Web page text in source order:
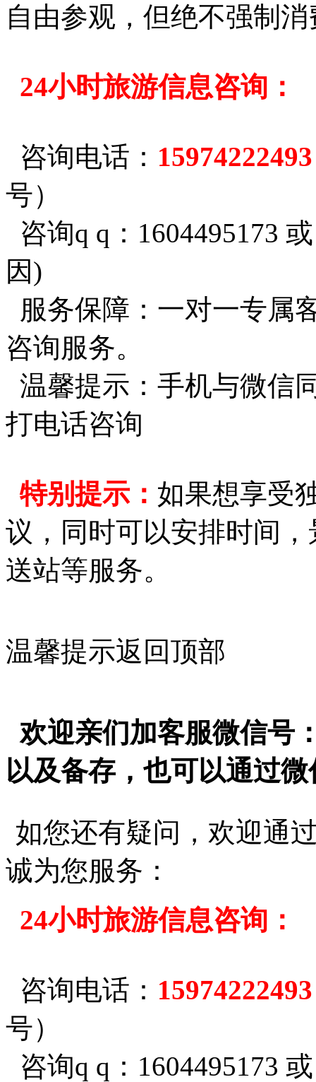
自由参观，但绝不强制消
24小时旅游信息咨询：
咨询电话：
号）
咨询q q：1604495173
因)
服务保障：一对一专属
咨询服务。
温馨提示：手机与微信
打电话咨询
特别提示： 如果想享受
议，同时可以安排时间
送站等服务。
温馨提示返回顶部
欢迎亲们加客服微信号
以及备存，也可以通过
如您还有疑问，欢迎通
诚为您服务：
24小时旅游信息咨询：
咨询电话：
号）
咨询q q：1604495173